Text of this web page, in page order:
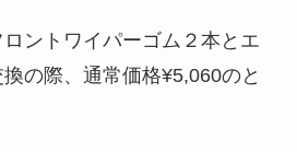
ントワイパーゴム２本とエ
の際、通常価格¥5,060のと